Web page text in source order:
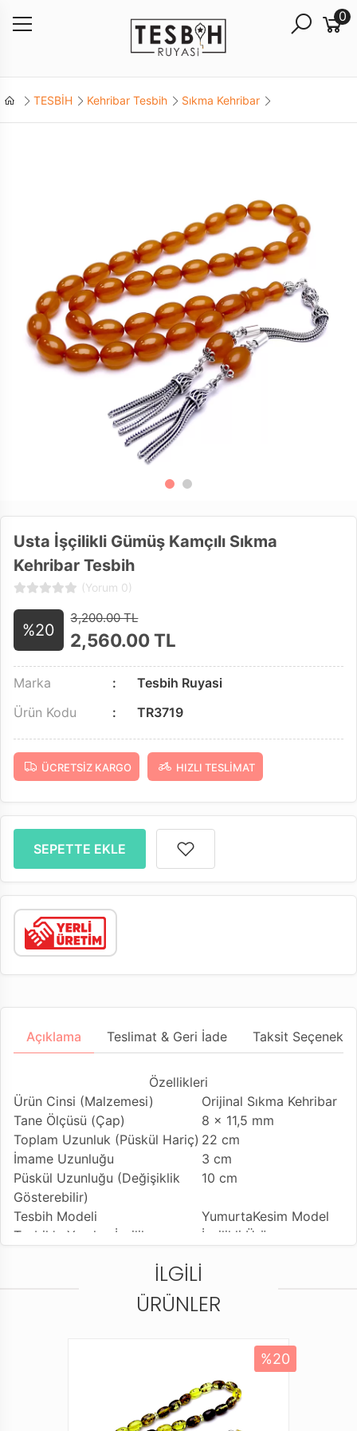
0
TESBİH Kehribar Tesbih Sıkma Kehribar
Usta İşçilikli Gümüş Kamçılı Sıkma
Kehribar Tesbih
(Yorum 0)
%20
3,200.00 TL
2,560.00TL
Marka
Tesbih Ruyasi
Ürün Kodu
TR3719
ÜCRETSIZ KARGO HIZLI TESLIMAT
SEPETTE EKLE
Açıklama Teslimat & Geri İade Taksit
Özellikleri
Ürün Cinsi (Malzemesi)
Orijinal Sıkma Kehribar
Tane Ölçüsü (Çap)
8 x 11,5 mm
Toplam Uzunluk (Püskül Hariç) 22 cm
İmame Uzunluğu
3 cm
Püskül Uzunluğu (Değişiklik
Gösterebilir)
10 cm
Tesbih Modeli
YumurtaKesim Model
Tesbih'e Yapılan İşçilik
İşçilikli Ürün
Tesbihi Çekme Özelliği
Çiftli ve Tekli Çekime
Standart Tesbih İpi
Standart Dayanıklı
Tesbih Kutu
Ürün Açıklaması
İLGILI
ÜRÜNLER
%20